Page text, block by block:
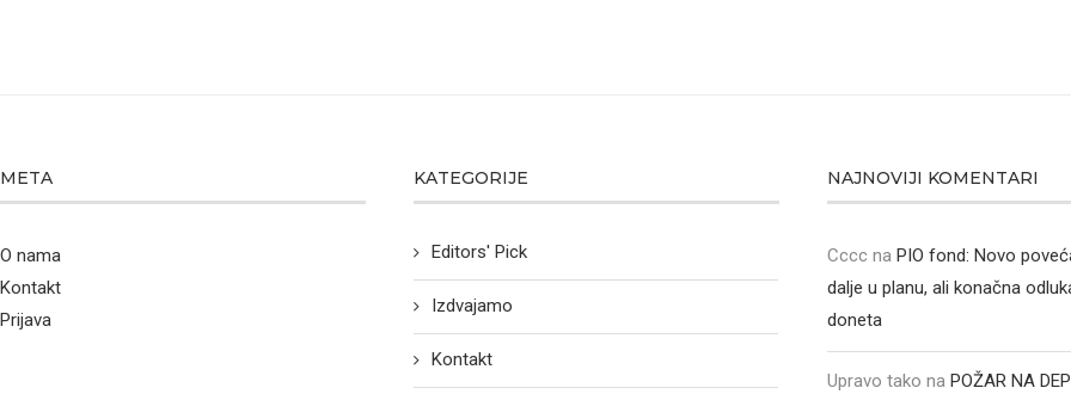
META
O nama
Kontakt
Prijava
KATEGORIJE
Editors' Pick
Izdvajamo
Kontakt
NAJNOVIJI KOMENTARI
Cccc na PIO fond: Novo
dalje u planu, ali konačna
doneta
Upravo tako na POŽAR NA